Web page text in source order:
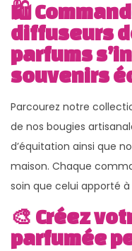
🛍️
diffuseurs
parfums
souvenirs
Parcourez notre
de nos bougies
d’équitation ainsi que
maison. Chaque
soin que celui apporté
🎨 Créez
parfumée